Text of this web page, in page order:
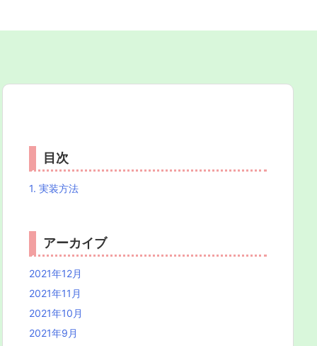
目次
1. 実装方法
アーカイブ
2021年12月
2021年11月
2021年10月
2021年9月